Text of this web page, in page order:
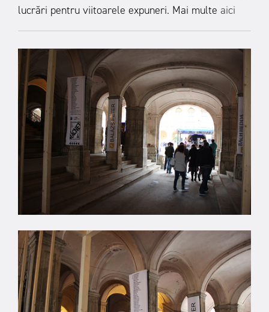
lucrări pentru viitoarele expuneri. Mai multe aici